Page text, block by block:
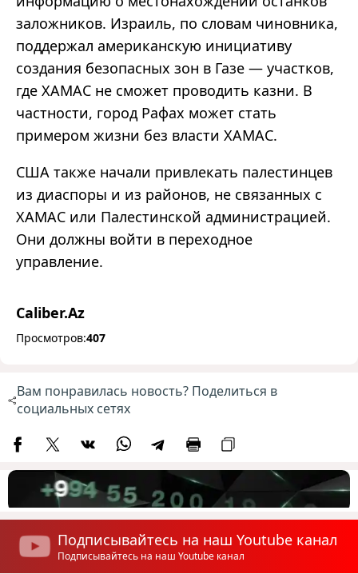
заложников. Израиль, по словам чиновника,
поддержал американскую инициативу
создания безопасных зон в Газе — участков,
где ХАМАС не сможет проводить казни. В
частности, город Рафах может стать
примером жизни без власти ХАМАС.
США также начали привлекать палестинцев
из диаспоры и из районов, не связанных с
ХАМАС или Палестинской администрацией.
Они должны войти в переходное
управление.
Caliber.Az
Просмотров:407
Вам понравилась новость? Поделиться в
социальных сетях
Подписывайтесь на наш Youtube канал
Подписывайтесь на наш Youtube канал